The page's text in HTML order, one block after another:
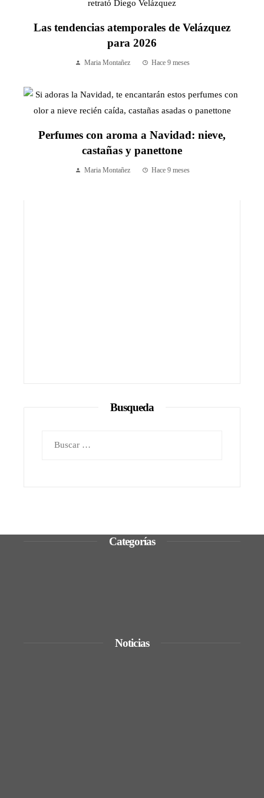
Las tendencias atemporales de Velázquez
para 2026
Maria Montañez Hace 9 meses
Perfumes con aroma a Navidad: nieve,
castañas y panettone
Maria Montañez Hace 9 meses
Busqueda
Categorías
Noticias